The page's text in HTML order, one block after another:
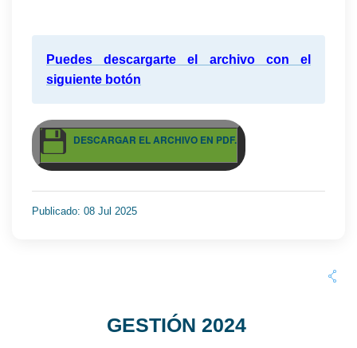
Puedes descargarte el archivo con el
siguiente botón
DESCARGAR EL ARCHIVO EN PDF.
Publicado: 08 Jul 2025
GESTIÓN 2024